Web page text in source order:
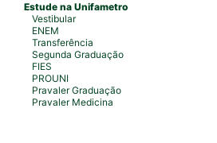
Estude na Unifametro
Vestibular
ENEM
Transferência
Segunda Graduação
FIES
PROUNI
Pravaler Graduação
Pravaler Medicina